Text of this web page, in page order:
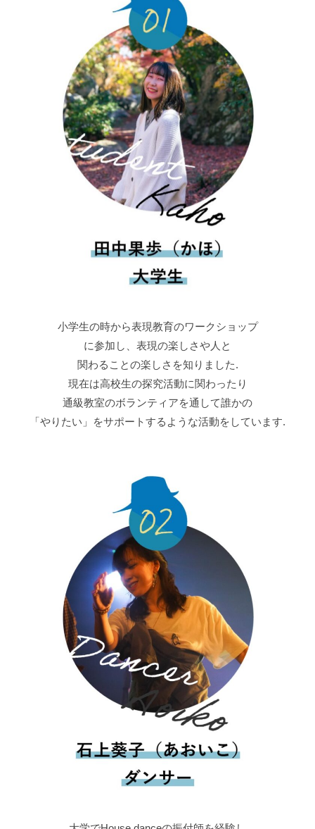
小学生の時に音楽/表現教育の団体に出会い
表現することの素晴らしさを知る.
みんなでダンスしたり歌う空間が好きで
現在は「共創することの楽しさ」
「表現をする楽しさ」を知れる
場づくりをしています.
2022年4月23日（土）
13:15集合
13:30-16:00
湘南MKホール(藤沢駅徒歩4分)
神奈川県 藤沢市 鵠沼花沢町 2-4 ＭＫ湘南2 3F
小学校1年生~社会人
​小学生以上ならどなたでも
ご参加いただけます！